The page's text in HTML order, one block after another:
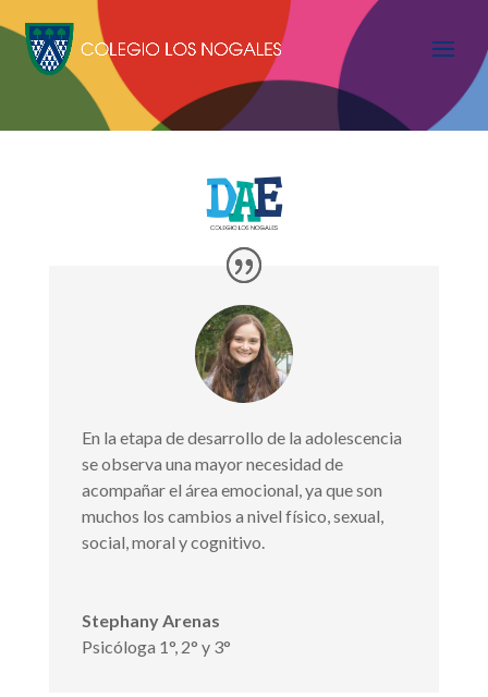
En la etapa de desarrollo de la adolescencia
se observa una mayor necesidad de
acompañar el área emocional, ya que son
muchos los cambios a nivel físico, sexual,
social, moral y cognitivo.
Stephany Arenas
Psicóloga 1°, 2° y 3°